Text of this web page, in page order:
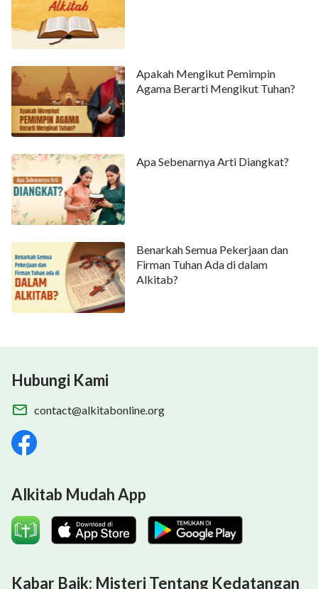
Apakah Mengikut Pemimpin
Agama Berarti Mengikut Tuhan?
Apa Sebenarnya Arti Diangkat?
Benarkah Semua Pekerjaan dan
Firman Tuhan Ada di dalam
Alkitab?
Hubungi Kami
contact@alkitabonline.org
Alkitab Mudah App
Kabar Baik: Misteri Tentang Kedatangan